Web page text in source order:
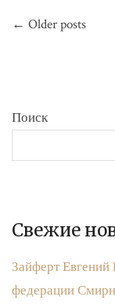
по
← Older posts
Поиск
Свежие
Зайферт Евгений
федерации